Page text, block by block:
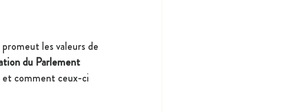
les valeurs de
du Parlement
et comment ceux-ci